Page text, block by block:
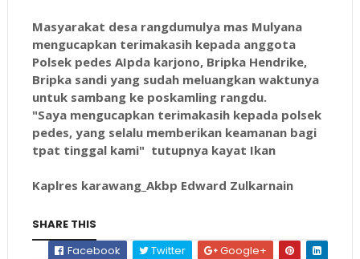
Masyarakat desa rangdumulya mas Mulyana
mengucapkan terimakasih kepada anggota
Polsek pedes AIpda karjono, Bripka Hendrike,
Bripka sandi yang sudah meluangkan waktunya
untuk sambang ke poskamling rangdu.
"Saya mengucapkan terimakasih kepada polsek
pedes, yang selalu memberikan keamanan bagi
tpat tinggal kami" tutupnya kayat Ikan
Kaplres karawang_Akbp Edward Zulkarnain
SHARE THIS
Facebook
Twitter Google+